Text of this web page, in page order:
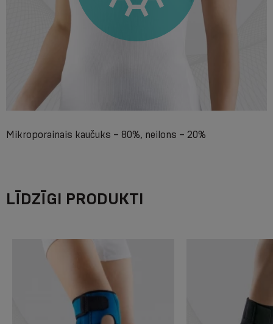
Mikroporainais kaučuks – 80%, neilons – 20%
LĪDZĪGI PRODUKTI